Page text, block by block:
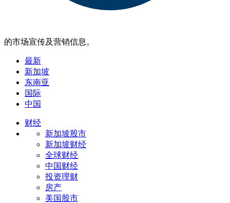
的市场宣传及营销信息。
最新
新加坡
东南亚
国际
中国
财经
新加坡股市
新加坡财经
全球财经
中国财经
投资理财
房产
美国股市